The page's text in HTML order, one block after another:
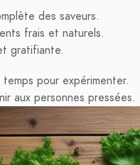
des saveurs.
frais et naturels.
gratifiante.
pour expérimenter.
aux personnes pressées.